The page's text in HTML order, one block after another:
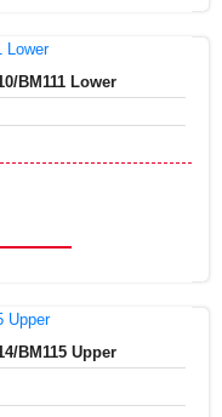
BM111 Lower
BM115 Upper